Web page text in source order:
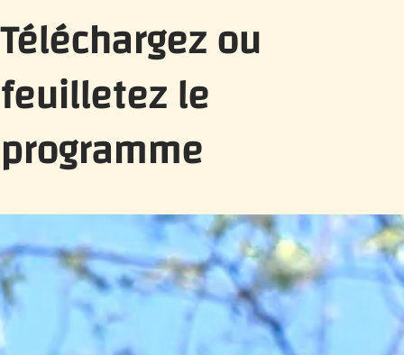
Téléchargez ou
feuilletez le
programme